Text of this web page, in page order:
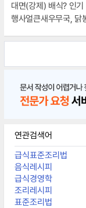
대면(강제) 배식? 인
행사얼큰새우무국,
다.2. 양파, 피망, 양송
데쳐낸다.3. 토마토
버터를 녹이고 다진
5. 4에 피자 소스
연관검색어
급식표준조리법
음식레시피
급식경영학
조리레시피
표준조리법